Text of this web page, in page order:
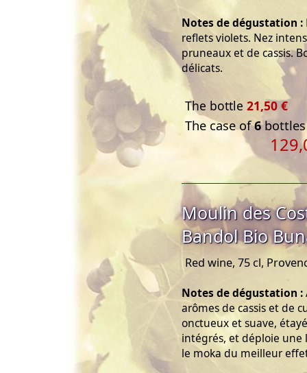
Notes de dégustation :
reflets violets. Nez
pruneaux et de cassis.
délicats.
The bottle 21,50 €
The case of6bottles
Moulin des
Bandol Bio
Red wine, 75 cl,
Notes de dégustation :
arômes de cassis et de
onctueux et suave,
intégrés, et déploie une
le moka du meilleur